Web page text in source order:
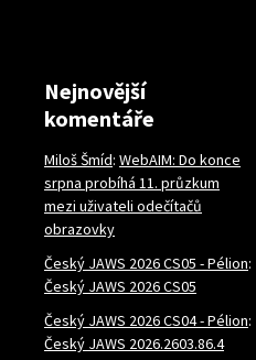
Nejnovější
komentáře
Miloš Šmíd: WebAIM: Do konce
srpna probíhá 11. průzkum
mezi uživateli odečítačů
obrazovky
Český JAWS 2026 CS05 - Pélion:
Český JAWS 2026 CS05
Český JAWS 2026 CS04 - Pélion:
Český JAWS 2026.2603.86.4